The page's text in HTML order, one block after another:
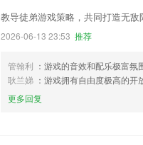
教导徒弟游戏策略，共同打造无敌
2026-06-13 23:53 推荐
管翰利 ：游戏的音效和配乐极富氛
耿兰娣 ：游戏拥有自由度极高的
更多回复